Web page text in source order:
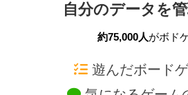
自分のデータを
約75,000人がボド
遊んだボード